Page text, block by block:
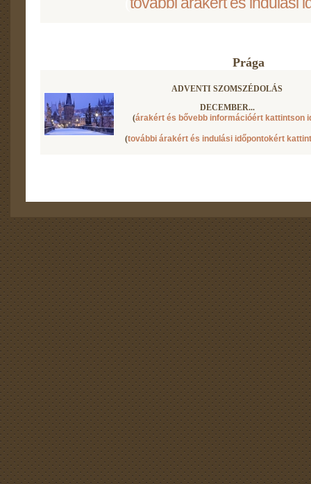
Prága
ADVENTI SZOMSZÉDOLÁS
DECEMBER...
(árakért és bővebb információért kattintson
(további árakért és indulási időpontokért